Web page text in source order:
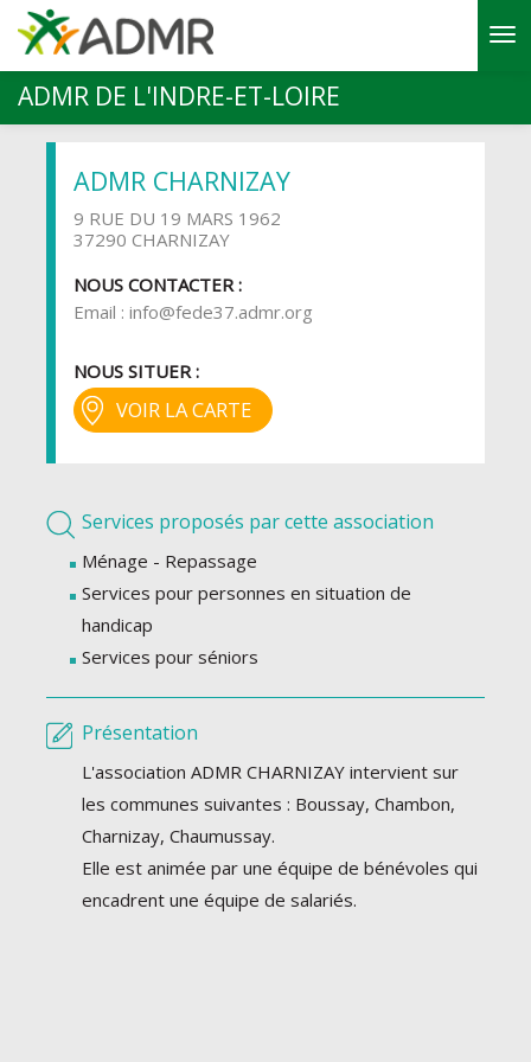
Aller au contenu principal
ADMR DE L'INDRE-ET-LOIRE
ADMR CHARNIZAY
9 RUE DU 19 MARS 1962
37290 CHARNIZAY
NOUS CONTACTER :
Email : info@fede37.admr.org
NOUS SITUER :
VOIR LA CARTE
Services proposés par cette association
Ménage - Repassage
Services pour personnes en situation de
handicap
Services pour séniors
Présentation
L'association ADMR CHARNIZAY intervient sur
les communes suivantes : Boussay, Chambon,
Charnizay, Chaumussay.
Elle est animée par une équipe de bénévoles qui
encadrent une équipe de salariés.